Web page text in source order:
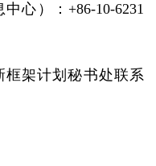
心）： +86-10-6231
框架计划秘书处联系